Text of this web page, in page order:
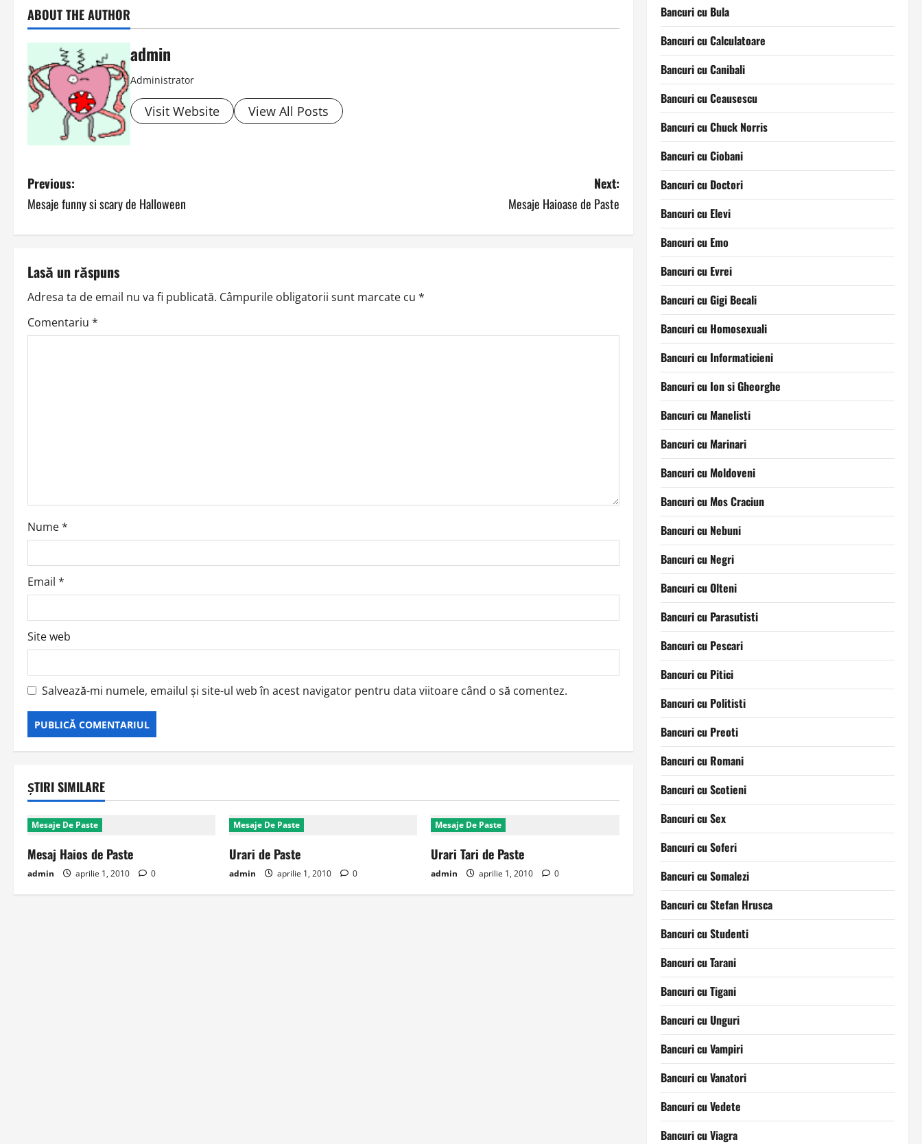
ABOUT THE AUTHOR
admin
Administrator
Visit Website View All Posts
P
o
s
t
n
a
i
o
n
Previous:
Mesaje funny si scary de Halloween
Next:
Mesaje Haioase de Paste
Lasă un răspuns
Adresa ta de email nu va fi publicată. Câmpurile obligatorii sunt marcate cu *
Comentariu *
Nume*
Email *
Site web
Salvează-mi numele, emailul și site-ul web în acest navigator pentru data viitoare când o să comentez.
ȘTIRI SIMILARE
Mesaje De Paste
Mesaj Haios de Paste
admin aprilie 1, 2010 0
Mesaje De Paste
Urari de Paste
admin aprilie 1, 2010 0
Mesaje De Paste
Urari Tari de Paste
admin aprilie 1, 2010 0
Bancuri cu Bula
Bancuri cu Calculatoare
Bancuri cu Canibali
Bancuri cu Ceausescu
Bancuri cu Chuck Norris
Bancuri cu Ciobani
Bancuri cu Doctori
Bancuri cu Elevi
Bancuri cu Emo
Bancuri cu Evrei
Bancuri cu Gigi Becali
Bancuri cu Homosexuali
Bancuri cu Informaticieni
Bancuri cu Ion si Gheorghe
Bancuri cu Manelisti
Bancuri cu Marinari
Bancuri cu Moldoveni
Bancuri cu Mos Craciun
Bancuri cu Nebuni
Bancuri cu Negri
Bancuri cu Olteni
Bancuri cu Parasutisti
Bancuri cu Pescari
Bancuri cu Pitici
Bancuri cu Politisti
Bancuri cu Preoti
Bancuri cu Romani
Bancuri cu Scotieni
Bancuri cu Sex
Bancuri cu Soferi
Bancuri cu Somalezi
Bancuri cu Stefan Hrusca
Bancuri cu Studenti
Bancuri cu Tarani
Bancuri cu Tigani
Bancuri cu Unguri
Bancuri cu Vampiri
Bancuri cu Vanatori
Bancuri cu Vedete
Bancuri cu Viagra